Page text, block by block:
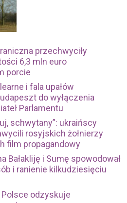
przechwyciły
6,3 mln euro
porcie
i fala upałów
do wyłączenia
Parlamentu
schwytany”: ukraińscy
rosyjskich żołnierzy
film propagandowy
Bałakliję i Sumę spowodował
i ranienie kilkudziesięciu
odzyskuje